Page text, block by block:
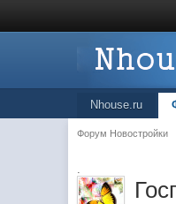
Nhouse.ru
Форум Новостройки
.